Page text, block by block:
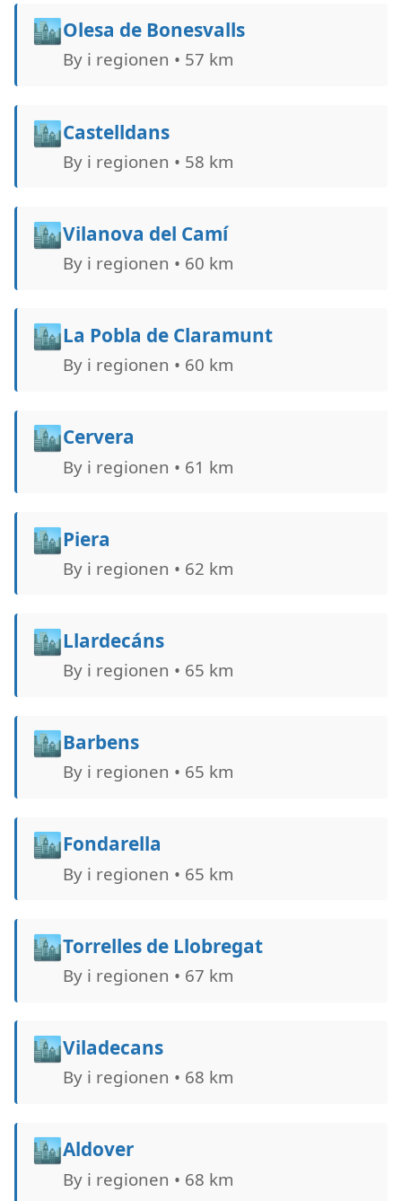
🏙️Olesa de Bonesvalls
By i regionen • 57 km
🏙️Castelldans
By i regionen • 58 km
🏙️Vilanova del Camí
By i regionen • 60 km
🏙️La Pobla de Claramunt
By i regionen • 60 km
🏙️Cervera
By i regionen • 61 km
🏙️Piera
By i regionen • 62 km
🏙️Llardecáns
By i regionen • 65 km
🏙️Barbens
By i regionen • 65 km
🏙️Fondarella
By i regionen • 65 km
🏙️Torrelles de Llobregat
By i regionen • 67 km
🏙️Viladecans
By i regionen • 68 km
🏙️Aldover
By i regionen • 68 km